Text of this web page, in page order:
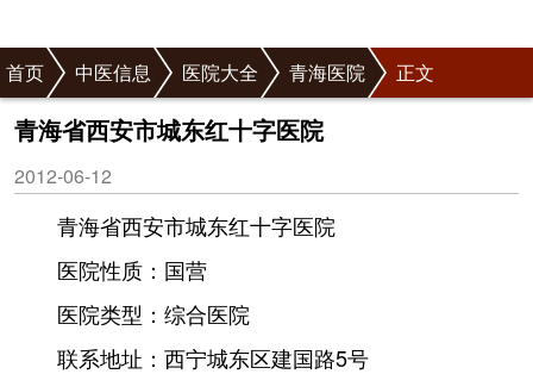
首页 中医信息 医院大全 青海医院 正文
青海省西安市城东红十字医院
2012-06-12
青海省西安市城东红十字医院
医院性质：国营
医院类型：综合医院
联系地址：西宁城东区建国路5号